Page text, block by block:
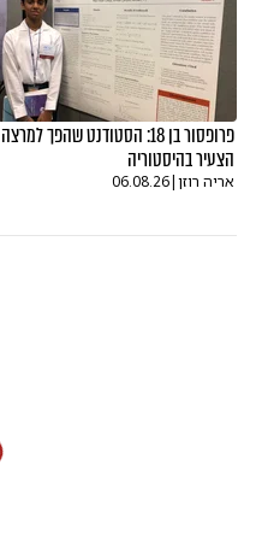
פרופסור בן 18: הסטודנט שהפך למרצה
הצעיר בהיסטוריה
אריה רוזן|
06.08.26